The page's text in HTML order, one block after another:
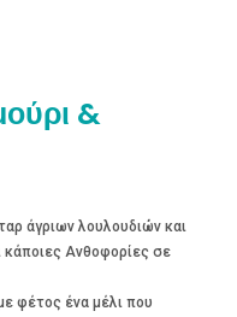
&
άγριων λουλουδιών και
Ανθοφορίες σε
φέτος ένα μέλι που